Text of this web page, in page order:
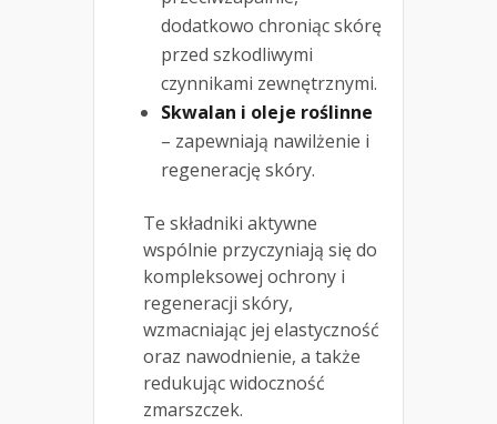
dodatkowo chroniąc skórę
przed szkodliwymi
czynnikami zewnętrznymi.
Skwalan i oleje roślinne
– zapewniają nawilżenie i
regenerację skóry.
Te składniki aktywne
wspólnie przyczyniają się do
kompleksowej ochrony i
regeneracji skóry,
wzmacniając jej elastyczność
oraz nawodnienie, a także
redukując widoczność
zmarszczek.